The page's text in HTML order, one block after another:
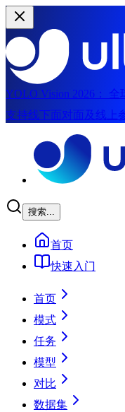
YOLO Vision 2026：
全
支持线下面对面及线上
搜索...
首页
快速入门
首页
模式
任务
模型
对比
数据集